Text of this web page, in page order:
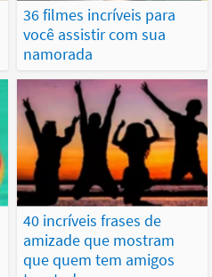
36 filmes incríveis para
você assistir com sua
namorada
40 incríveis frases de
amizade que mostram
que quem tem amigos